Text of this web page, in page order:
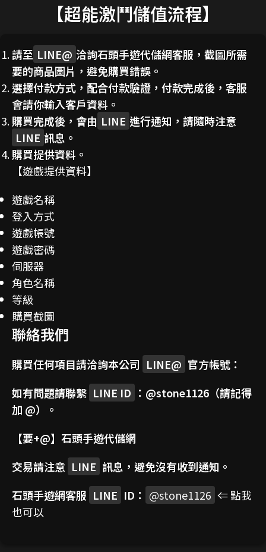
【超能激鬥儲值流程】
請至 LINE@ 洽詢石頭手遊代儲網客服，截圖所需
要的商品圖片，避免購買錯誤。
選擇付款方式，配合付款驗證，付款完成後，客服
會請你輸入客戶資料。
購買完成後，會由 LINE 進行通知，請隨時注意
LINE 訊息。
購買提供資料。
【遊戲提供資料】
遊戲名稱
登入方式
遊戲帳號
遊戲密碼
伺服器
角色名稱
等級
購買截圖
聯絡我們
購買任何項目請洽詢本公司 LINE@ 官方帳號：
如有問題請聯繫 LINE ID ： @stone1126 （請記得
加 @）。
【要+@】 石頭手遊代儲網
交易請注意 LINE 訊息，避免沒有收到通知。
石頭手遊網客服 LINE ID： @stone1126 ⇐ 點我
也可以